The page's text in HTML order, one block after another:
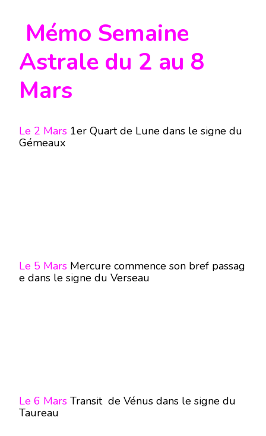
Mémo Semaine
Astrale du 2 au 8
Mars
Le 2 Mars 1er Quart de Lune dans le signe du
Gémeaux
Le 5 Mars Mercure commence son bref passag
e dans le signe du Verseau
Le 6 Mars Transit de Vénus dans le signe du
Taureau